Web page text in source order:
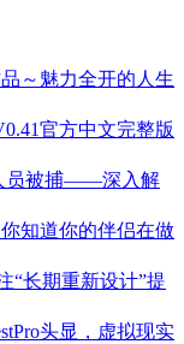
～魅力全开的人生
官方中文完整版
员被捕——深入解
知道你的伴侣在做
“长期重新设计”提
头显，虚拟现实